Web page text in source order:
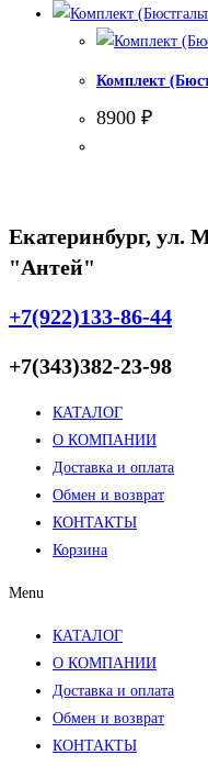
Комплект
8900 ₽
Екатеринбург, ул.
"Антей"
+7(922)133-86-44
+7(343)382-23-98
КАТАЛОГ
О КОМПАНИИ
Доставка и оплата
Обмен и возврат
КОНТАКТЫ
Корзина
Menu
КАТАЛОГ
О КОМПАНИИ
Доставка и оплата
Обмен и возврат
КОНТАКТЫ